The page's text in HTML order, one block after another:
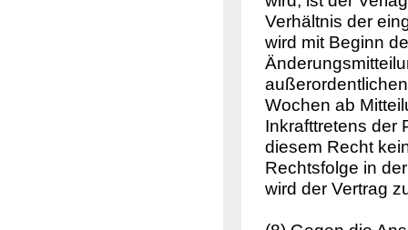
Verhältnis der
wird mit Beginn
Wochen ab
Inkrafttretens der
diesem Recht
Rechtsfolge in
wird der Vertrag